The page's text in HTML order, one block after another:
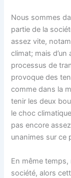
Nous sommes
partie de la
assez vite,
climat; mais
processus de
provoque des
comme dans la
tenir les deux
le choc
pas encore
unanimes sur ce
En même temps,
société, alors